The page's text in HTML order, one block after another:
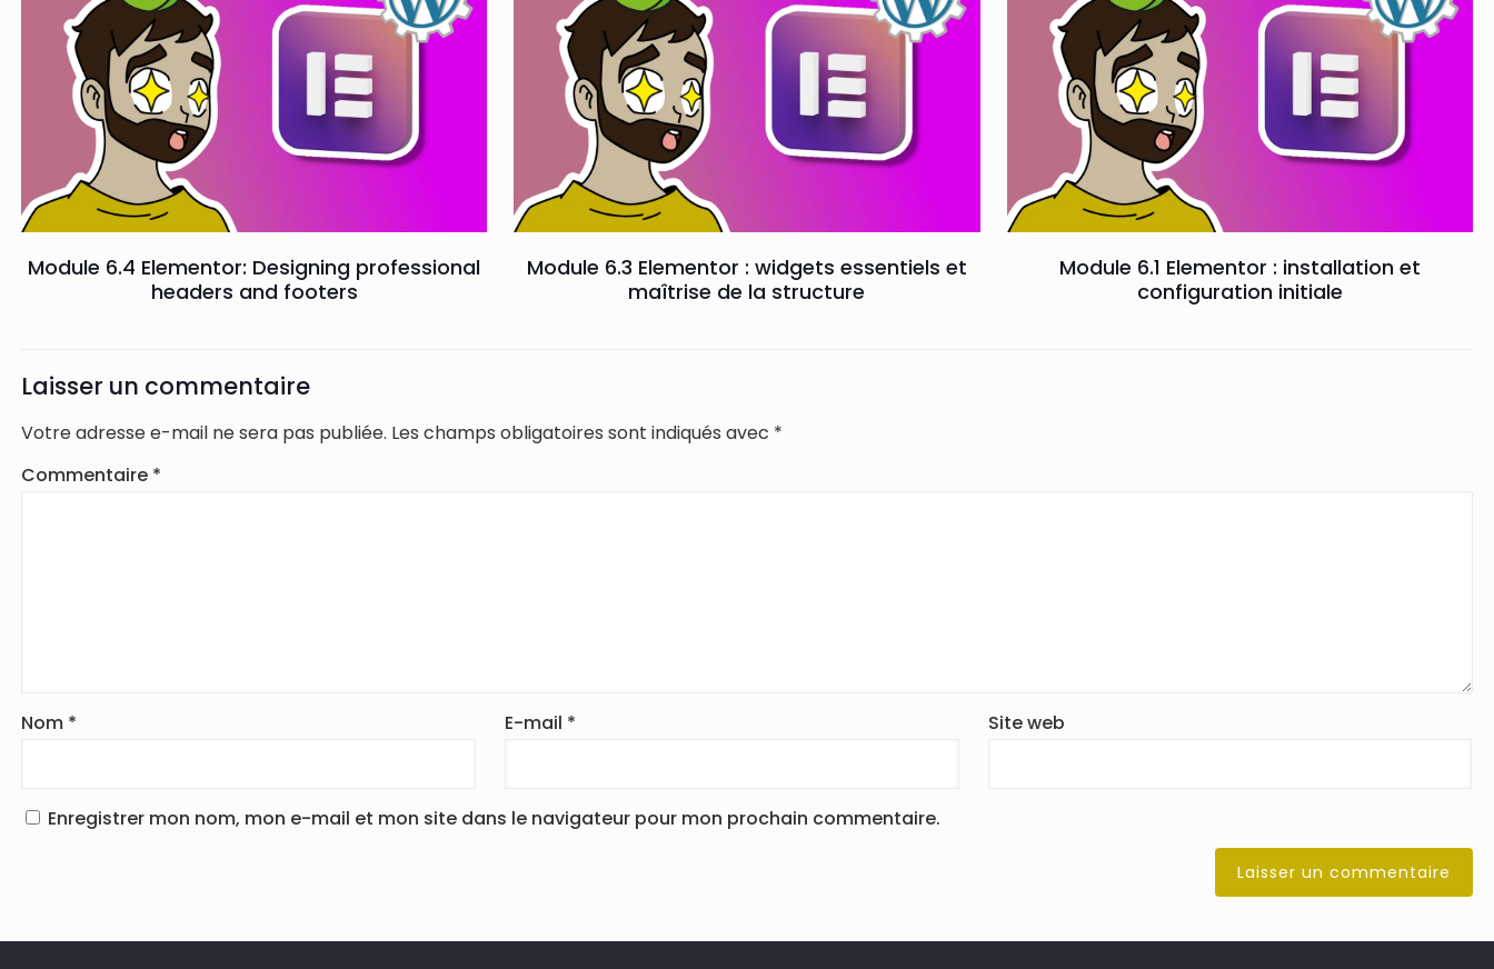
Module 6.4 Elementor: Designing professional
headers and footers
Module 6.3 Elementor : widgets essentiels et
maîtrise de la structure
Module 6.1 Elementor : installation et
configuration initiale
Laisser un commentaire
Votre adresse e-mail ne sera pas publiée. Les champs obligatoires sont indiqués avec *
Commentaire *
Nom * E-mail * Site web
Enregistrer mon nom, mon e-mail et mon site dans le navigateur pour mon prochain commentaire.